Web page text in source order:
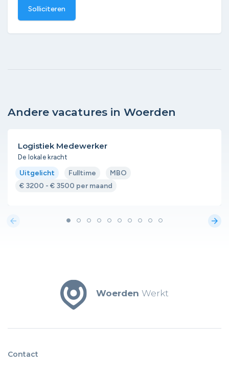
Solliciteren
Andere vacatures in Woerden
Logistiek Medewerker
De lokale kracht
Uitgelicht Fulltime
MBO
€ 3200 - € 3500 per maand
arrow_back arrow_forward
Woerden Werkt
Contact